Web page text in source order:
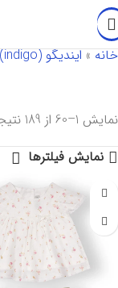
خانه»ایندیگو (indigo)
نمایش 1–60 از 189 نتیجه
نمایش فیلترها